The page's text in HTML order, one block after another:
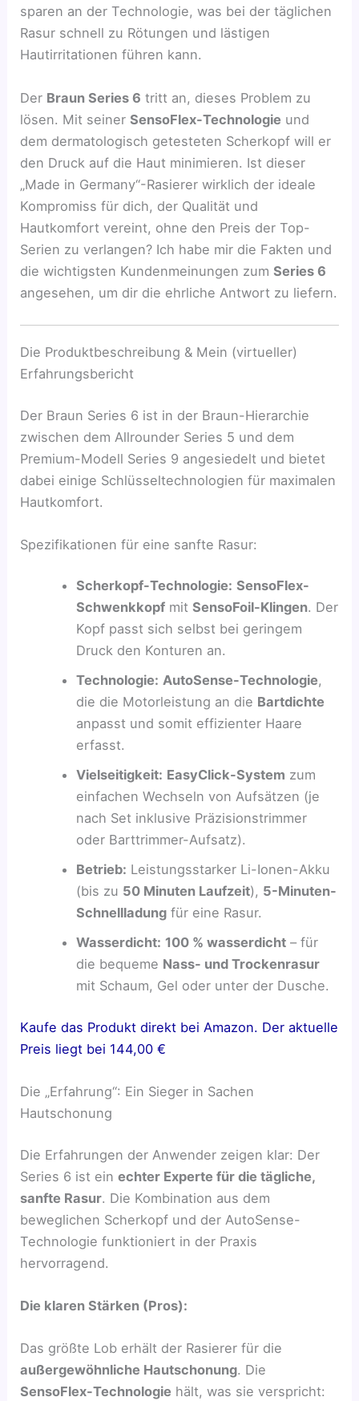
sparen an der Technologie, was bei der täglichen
Rasur schnell zu Rötungen und lästigen
Hautirritationen führen kann.
Der Braun Series 6 tritt an, dieses Problem zu
lösen. Mit seinerSensoFlex-Technologie und
dem dermatologisch getesteten Scherkopf will er
den Druck auf die Haut minimieren. Ist dieser
„Made in Germany“-Rasierer wirklich der ideale
Kompromiss für dich, der Qualität und
Hautkomfort vereint, ohne den Preis der Top-
Serien zu verlangen? Ich habe mir die Fakten und
die wichtigsten Kundenmeinungen zumSeries 6
angesehen, um dir die ehrliche Antwort zu liefern.
Die Produktbeschreibung & Mein (virtueller)
Erfahrungsbericht
Der Braun Series 6 ist in der Braun-Hierarchie
zwischen dem Allrounder Series 5 und dem
Premium-Modell Series 9 angesiedelt und bietet
dabei einige Schlüsseltechnologien für maximalen
Hautkomfort.
Spezifikationen für eine sanfte Rasur:
Scherkopf-Technologie: SensoFlex-
Schwenkkopfmit SensoFoil-Klingen. Der
Kopf passt sich selbst bei geringem
Druck den Konturen an.
Technologie: AutoSense-Technologie,
die die Motorleistung an die Bartdichte
anpasst und somit effizienter Haare
erfasst.
Vielseitigkeit: EasyClick-System zum
einfachen Wechseln von Aufsätzen (je
nach Set inklusive Präzisionstrimmer
oder Barttrimmer-Aufsatz).
Betrieb: Leistungsstarker Li-Ionen-Akku
(bis zu 50 Minuten Laufzeit), 5-Minuten-
Schnellladungfür eine Rasur.
Wasserdicht: 100 % wasserdicht– für
die bequeme Nass- und Trockenrasur
mit Schaum, Gel oder unter der Dusche.
Kaufe das Produkt direkt bei Amazon. Der aktuelle
Preis liegt bei 144,00 €
Die „Erfahrung“: Ein Sieger in Sachen
Hautschonung
Die Erfahrungen der Anwender zeigen klar: Der
Series 6 ist einechter Experte für die tägliche,
sanfte Rasur. Die Kombination aus dem
beweglichen Scherkopf und der AutoSense-
Technologie funktioniert in der Praxis
hervorragend.
Die klaren Stärken (Pros):
Das größte Lob erhält der Rasierer für die
außergewöhnliche Hautschonung. Die
SensoFlex-Technologie hält, was sie verspricht: